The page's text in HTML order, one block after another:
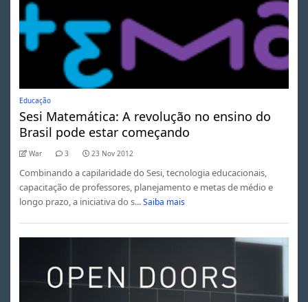
Educação
Sesi Matemática: A revolução no ensino do
Brasil pode estar começando
War 3 23 Nov 2012
Combinando a capilaridade do Sesi, tecnologia educacionais,
capacitação de professores, planejamento e metas de médio e
longo prazo, a iniciativa do s... Saiba mais